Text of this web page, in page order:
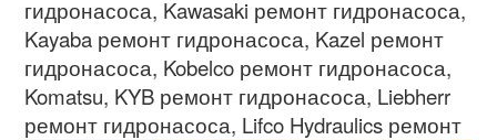
гидронасоса, Kawasaki ремонт гидронасоса,
Kayaba ремонт гидронасоса, Kazel ремонт
гидронасоса, Kobelco ремонт гидронасоса,
Komatsu, KYB ремонт гидронасоса, Liebherr
ремонт гидронасоса, Lifco Hydraulics ремонт